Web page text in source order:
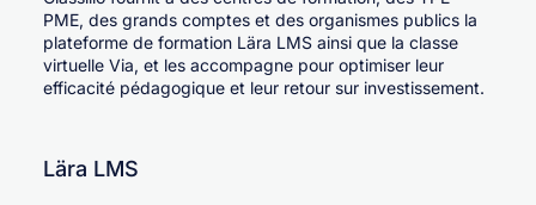
PME, des grands comptes et des organismes publics la
plateforme de formation Lära LMS ainsi que la classe
virtuelle Via, et les accompagne pour optimiser leur
efficacité pédagogique et leur retour sur investissement.
Lära LMS